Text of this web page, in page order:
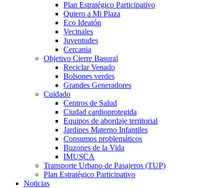
Plan Estratégico Participativo
Quiero a Mi Plaza
Eco Ideatón
Vecinales
Juventudes
Cercania
Objetivo Cierre Basural
Reciclar Venado
Bolsones verdes
Grandes Generadores
Cuidado
Centros de Salud
Ciudad cardioprotegida
Equipos de abordaje territorial
Jardines Materno Infantiles
Consumos problemáticos
Buzones de la Vida
IMUSCA
Transporte Urbano de Pasajeros (TUP)
Plan Estratégico Participativo
Noticias